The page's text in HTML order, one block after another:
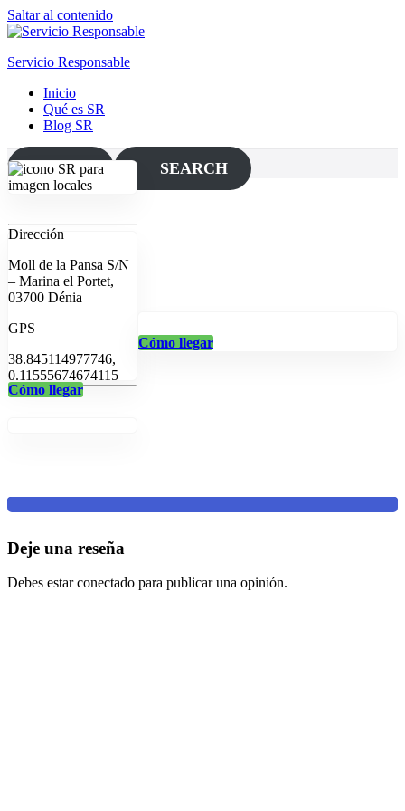
Saltar al contenido
Servicio Responsable
Inicio
Qué es SR
Blog SR
MAP SEARCH
Dirección
Moll de la Pansa S/N
– Marina el Portet,
03700 Dénia
GPS
38.845114977746,
0.11555674674115
Cómo llegar
Cómo llegar
Deje una reseña
Debes estar conectado para publicar una opinión.